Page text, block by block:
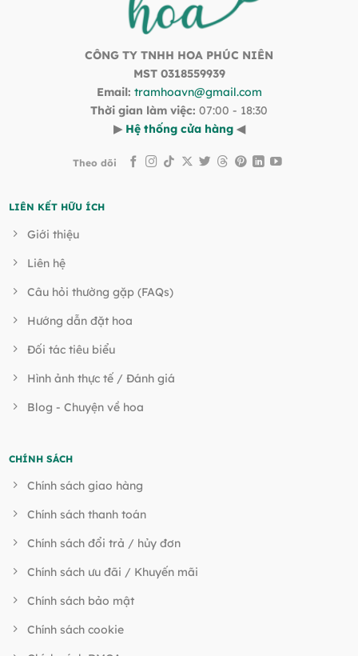
CÔNG TY TNHH HOA PHÚC NIÊN
MST 0318559939
Email: tramhoavn@gmail.com
Thời gian làm việc: 07:00 - 18:30
▶ Hệ thống cửa hàng ◀
Theo dõi
LIÊN KẾT HỮU ÍCH
Giới thiệu
Liên hệ
Câu hỏi thường gặp (FAQs)
Hướng dẫn đặt hoa
Đối tác tiêu biểu
Hình ảnh thực tế / Đánh giá
Blog - Chuyện về hoa
CHÍNH SÁCH
Chính sách giao hàng
Chính sách thanh toán
Chính sách đổi trả / hủy đơn
Chính sách ưu đãi / Khuyến mãi
Chính sách bảo mật
Chính sách cookie